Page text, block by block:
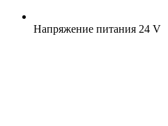
Напряжение питания 24 V